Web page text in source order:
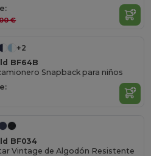
€
+2
BF64B
Snapback para niños
BF034
Vintage de Algodón Resistente